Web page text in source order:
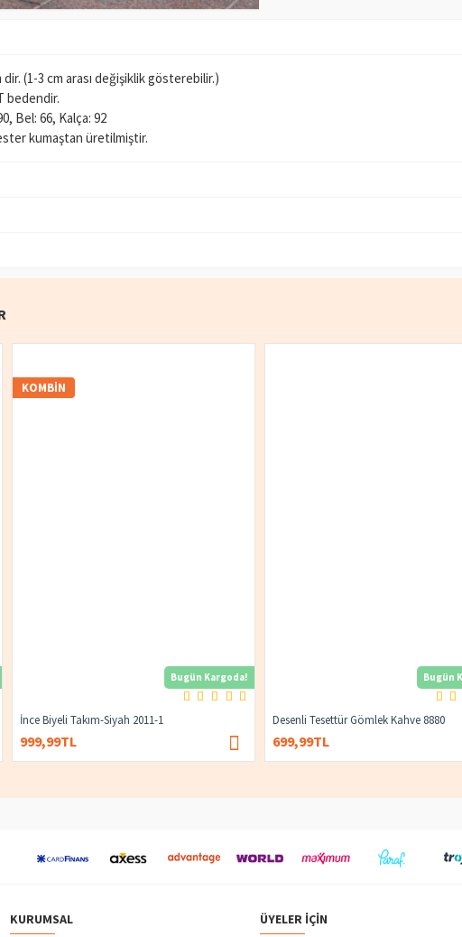
(1-3 cm arası değişiklik gösterebilir.)
bedendir.
Bel: 66, Kalça: 92
kumaştan üretilmiştir.
Bugün Kargoda!
KOMBIN
İnce Biyeli Takım-Siyah 2011-1
999,99TL
Bugün
Desenli Tesettür Gömlek Kahve 8880
699,99TL
KURUMSAL ÜYELER İÇIN